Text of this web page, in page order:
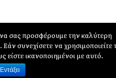
|Δήλωση προσβασιμότητας
σας προσφέρουμε την καλύτερη
συνεχίσετε να χρησιμοποιείτε
ικανοποιημένοι με αυτό.
Εντάξει